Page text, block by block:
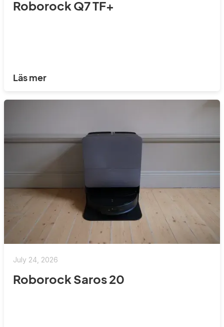
Roborock Q7 TF+
Läs mer
July 24, 2026
Roborock Saros 20